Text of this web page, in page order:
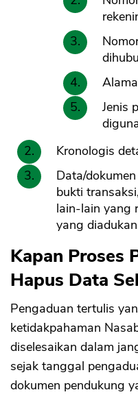
Jenis
Kronologis
Data/
bukti
lain-lain yang
yang
Kapan Proses
Hapus Data
Pengaduan tertulis
ketidakpahaman
diselesaikan dalam
sejak tanggal
dokumen pendukung